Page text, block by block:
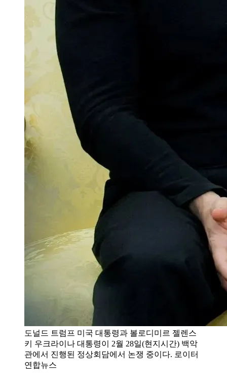
도널드 트럼프 미국 대통령과 볼로디미르 젤렌스
키 우크라이나 대통령이 2월 28일(현지시간) 백악
관에서 진행된 정상회담에서 논쟁 중이다. 로이터
연합뉴스